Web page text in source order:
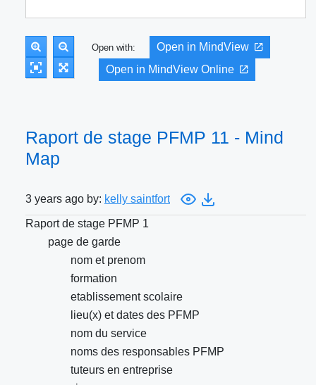
Open with:
Open in MindView
Open in MindView Online
Raport de stage PFMP 11 - Mind
Map
3 years ago by: kelly saintfort
Raport de stage PFMP 1
page de garde
nom et prenom
formation
etablissement scolaire
lieu(x) et dates des PFMP
nom du service
noms des responsables PFMP
tuteurs en entreprise